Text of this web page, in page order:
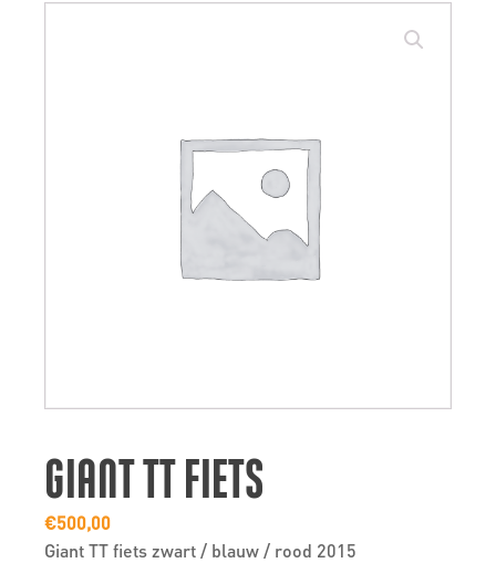
GIANT TT FIETS
€500,00
Giant TT fiets zwart / blauw / rood 2015